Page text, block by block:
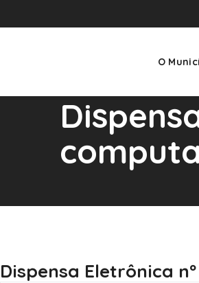
O
Dispensa Eletrônica